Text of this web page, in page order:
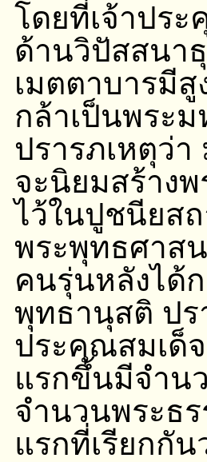
โดยที่เจ้าปร
ด้านวิปัสสนา
เมตตาบารมี
กล้าเป็นพระ
ปรารภเหตุว่
จะนิยมสร้าง
ไว้ในปูชนียสถ
พระพุทธศาส
คนรุ่นหลังได้
พุทธานุสติ ปร
ประคุณสมเด็
แรกขึ้นมีจำน
จำนวนพระธ
แรกที่เรียกกั